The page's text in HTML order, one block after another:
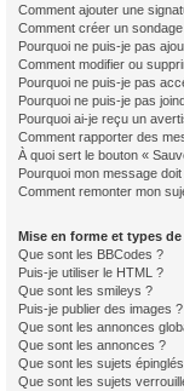
Comment ajouter une
Comment créer un
Pourquoi ne puis-je pas
Comment modifier ou
Pourquoi ne puis-je pas
Pourquoi ne puis-je pas
Pourquoi ai-je reçu un
Comment rapporter des
À quoi sert le bouton «
Pourquoi mon message
Comment remonter mon
Mise en forme et types
Que sont les BBCodes ?
Puis-je utiliser le HTML ?
Que sont les smileys ?
Puis-je publier des images ?
Que sont les annonces
Que sont les annonces ?
Que sont les sujets
Que sont les sujets